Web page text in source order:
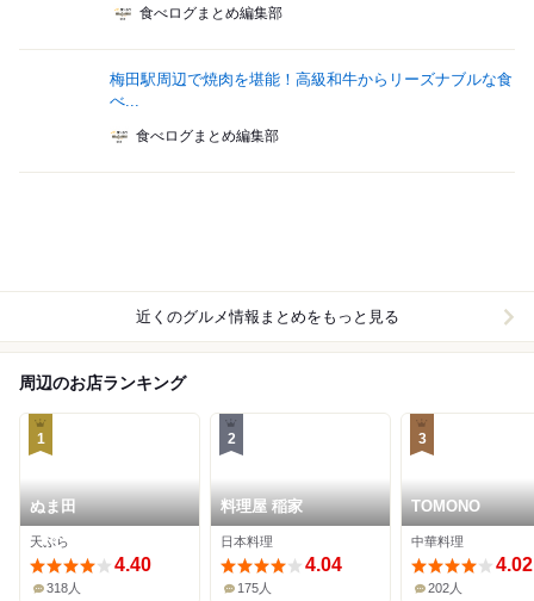
食べログまとめ編集部
梅田駅周辺で焼肉を堪能！高級和牛からリーズナブルな食
べ...
食べログまとめ編集部
近くのグルメ情報まとめをもっと見る
周辺のお店ランキング
1
ぬま田
天ぷら
4.40
318人
2
料理屋 稲家
日本料理
4.04
175人
3
TOMONO
中華料理
4.02
202人